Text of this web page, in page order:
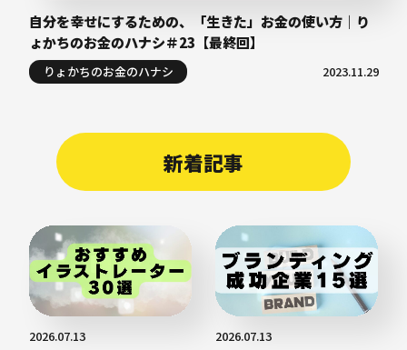
自分を幸せにするための、「生きた」お金の使い方｜り
ょかちのお金のハナシ＃23【最終回】
りょかちのお金のハナシ 2023.11.29
新着記事
2026.07.13
2026.07.13